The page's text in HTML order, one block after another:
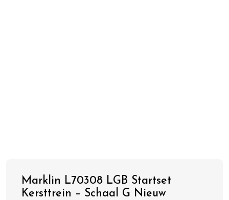
Marklin L70308 LGB Startset
Kersttrein – Schaal G Nieuw